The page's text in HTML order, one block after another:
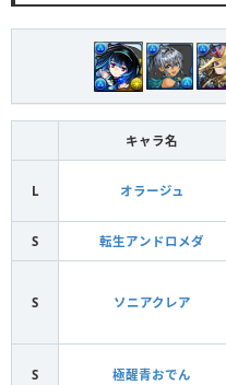
キャラ名
L オラージュ
S 転生アンドロメダ
S ソニアクレア
S 極醒青おでん